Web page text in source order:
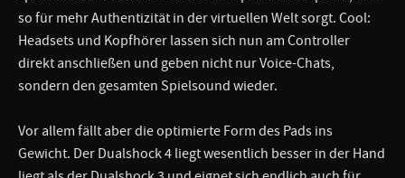
so für mehr Authentizität in der virtuellen Welt sorgt. Cool:
Headsets und Kopfhörer lassen sich nun am Controller
direkt anschließen und geben nicht nur Voice-Chats,
sondern den gesamten Spielsound wieder.
Vor allem fällt aber die optimierte Form des Pads ins
Gewicht. Der Dualshock 4 liegt wesentlich besser in der Hand